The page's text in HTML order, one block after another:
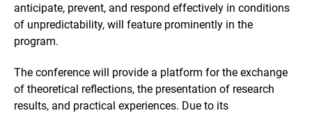
anticipate, prevent, and respond effectively in conditions
of unpredictability, will feature prominently in the
program.
The conference will provide a platform for the exchange
of theoretical reflections, the presentation of research
results, and practical experiences. Due to its